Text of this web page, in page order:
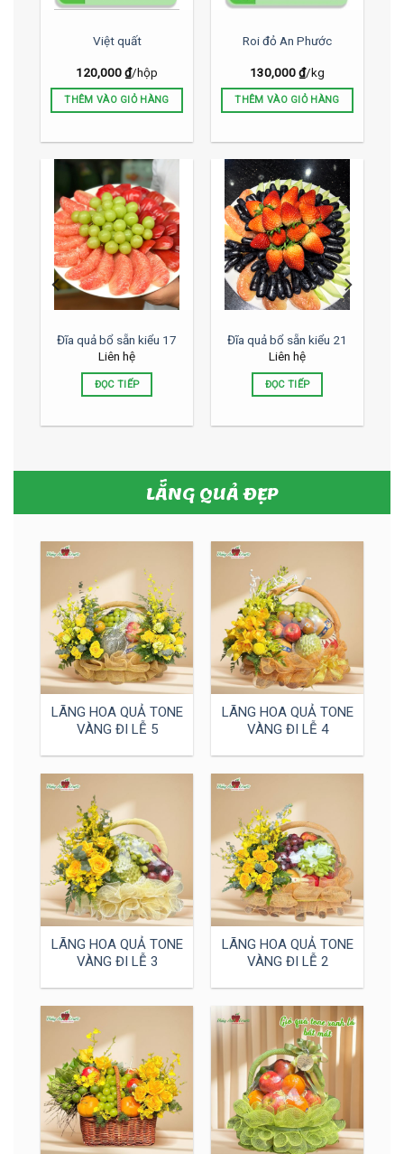
Việt quất
120,000₫/hộp
THÊM VÀO GIỎ HÀNG
Roi đỏ An Phước
130,000₫/kg
THÊM VÀO GIỎ HÀNG
Đĩa quả bổ sẵn kiểu 17
Liên hệ
ĐỌC TIẾP
Đĩa quả bổ sẵn kiểu 21
Liên hệ
ĐỌC TIẾP
LẴNG QUẢ ĐẸP
LÃNG HOA QUẢ TONE
VÀNG ĐI LỄ 5
LÃNG HOA QUẢ TONE
VÀNG ĐI LỄ 4
LÃNG HOA QUẢ TONE
VÀNG ĐI LỄ 3
LÃNG HOA QUẢ TONE
VÀNG ĐI LỄ 2